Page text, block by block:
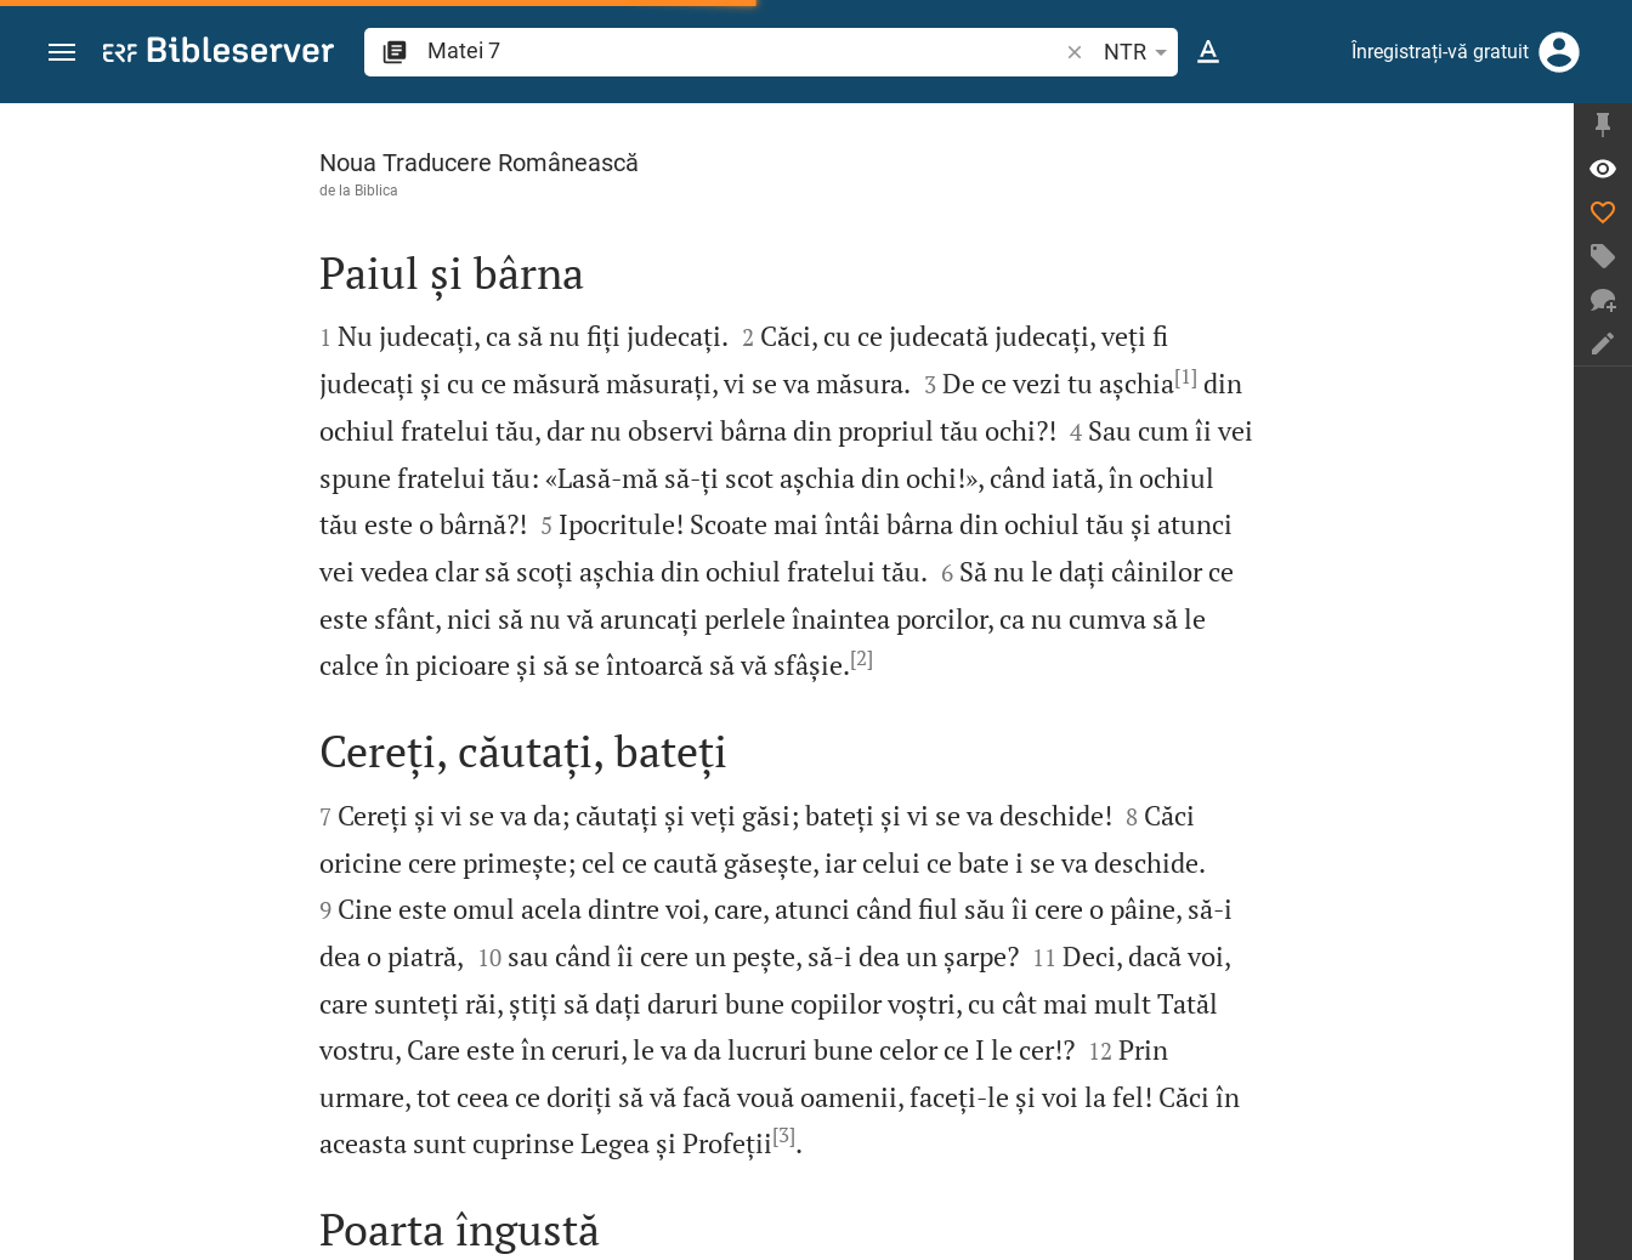
Sari la conținut
Căutați un verset biblic sau un cuvânt
NTR Înregistrați-vă gratuit
Matei 7
Noua Traducere Românească
de la Biblica

Paiul și bârna

1 Nu judecați, ca să nu fiți judecați.
2 Căci, cu ce judecată judecați, veți fi
judecați și cu ce măsură măsurați, vi se va măsura.
3 De ce vezi tu așchia[1] din
ochiul fratelui tău, dar nu observi bârna din propriul tău ochi?!
4 Sau cum îi vei
spune fratelui tău: «Lasă‑mă să‑ți scot așchia din ochi!», când iată, în ochiul
tău este o bârnă?!
5 Ipocritule! Scoate mai întâi bârna din ochiul tău și atunci
vei vedea clar să scoți așchia din ochiul fratelui tău.
6 Să nu le dați câinilor ce
este sfânt, nici să nu vă aruncați perlele înaintea porcilor, ca nu cumva să le
calce în picioare și să se întoarcă să vă sfâșie.[2]

Cereți, căutați, bateți

7 Cereți și vi se va da; căutați și veți găsi; bateți și vi se va deschide!
8 Căci
oricine cere primește; cel ce caută găsește, iar celui ce bate i se va deschide.
9 Cine este omul acela dintre voi, care, atunci când fiul său îi cere o pâine, să‑i
dea o piatră, 

10 sau când îi cere un pește, să‑i dea un șarpe?
11 Deci, dacă voi,
care sunteți răi, știți să dați daruri bune copiilor voștri, cu cât mai mult Tatăl
vostru, Care este în ceruri, le va da lucruri bune celor ce I le cer!?
12 Prin
urmare, tot ceea ce doriți să vă facă vouă oamenii, faceți‑le și voi la fel! Căci în
aceasta sunt cuprinse Legea și Profeții[3].
Poarta îngustă